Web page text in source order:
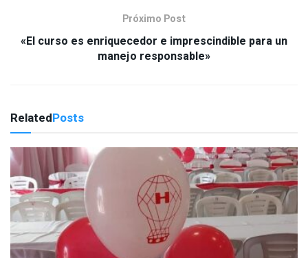
Próximo Post
«El curso es enriquecedor e imprescindible para un
manejo responsable»
RelatedPosts